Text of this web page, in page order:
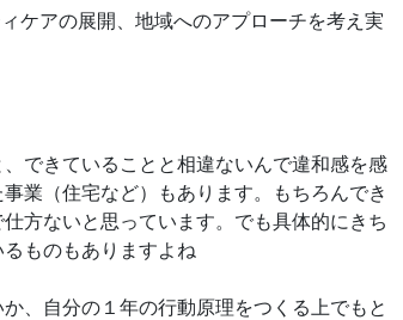
アの展開、地域へのアプローチを考え実
できていることと相違ないんで違和感を感
業（住宅など）もあります。もちろんでき
方ないと思っています。でも具体的にきち
ものもありますよね
、自分の１年の行動原理をつくる上でもと